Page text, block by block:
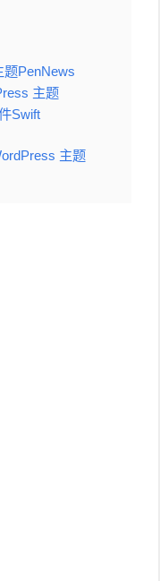
PenNews
主题
Swift
主题